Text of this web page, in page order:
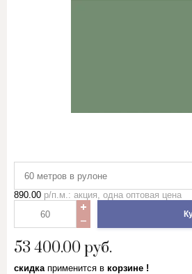
60 метров в рулоне
890.00 р/п.м.: акция, одна оптовая цена
53 400.00руб.
скидка применится в корзине !